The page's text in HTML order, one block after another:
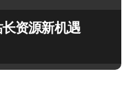
资源新机遇